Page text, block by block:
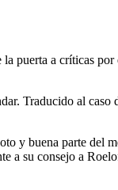
puerta a críticas
Traducido al caso
y buena parte del
a su consejo a